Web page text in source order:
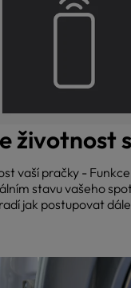
životnost
vaší pračky -
stavu vašeho
jak postupovat